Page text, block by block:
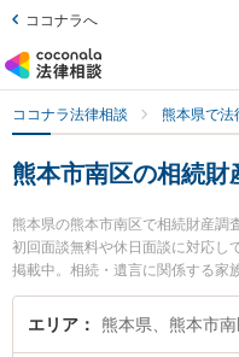
ココナラへ
ココナラ法律相談 熊本県で法
熊本市南区の相続
熊本県の熊本市南区で相続財産調
初回面談無料や休日面談に対応し
掲載中。相続・遺言に関係する家
割等の細かな分野での絞り込み検
瀬 真哉弁護士のプロフィール情
エリア 熊本県、熊本市南